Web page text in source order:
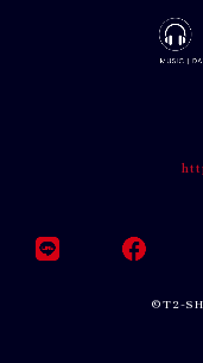
©T2-